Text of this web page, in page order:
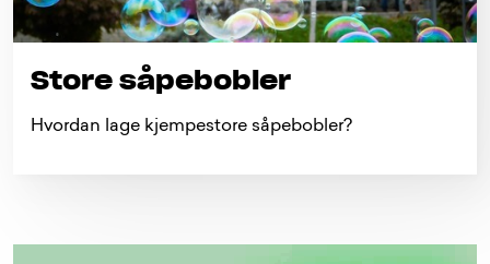
Store såpebobler
Hvordan lage kjempestore såpebobler?